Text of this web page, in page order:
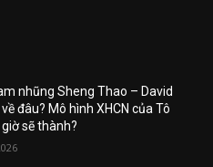
nhũng Sheng Thao – David
đâu? Mô hình XHCN của Tô
sẽ thành?